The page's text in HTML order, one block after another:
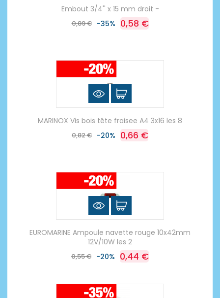
Embout 3/4'' x 15 mm droit -
0,89 € -35% 0,58 €
MARINOX Vis bois tête fraisee A4 3x16 les 8
0,82 € -20% 0,66 €
EUROMARINE Ampoule navette rouge 10x42mm
12V/10W les 2
0,55 € -20% 0,44 €